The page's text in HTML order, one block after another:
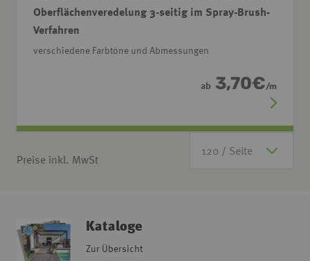
Oberflächenveredelung 3-seitig im Spray-Brush-
Verfahren
verschiedene Farbtöne und Abmessungen
ab 3,70€/m
Preise inkl. MwSt
Kataloge
Zur Übersicht